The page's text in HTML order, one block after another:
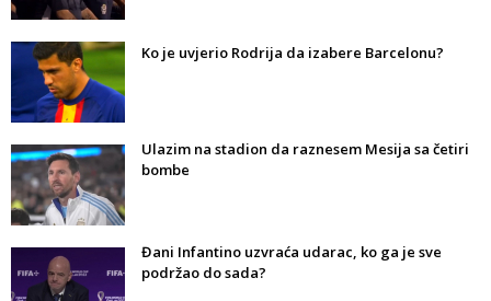
Ko je uvjerio Rodrija da izabere Barcelonu?
Ulazim na stadion da raznesem Mesija sa četiri
bombe
Đani Infantino uzvraća udarac, ko ga je sve
podržao do sada?